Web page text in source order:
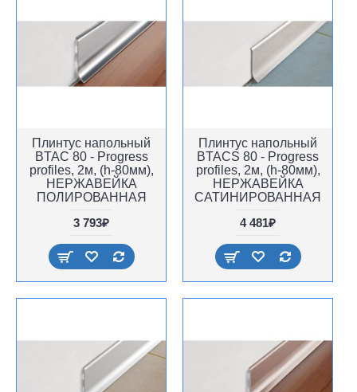
Плинтус напольный
BTAC 80 - Progress
profiles, 2м, (h-80мм),
НЕРЖАВЕЙКА
ПОЛИРОВАННАЯ
3 793₽
Плинтус напольный
BTACS 80 - Progress
profiles, 2м, (h-80мм),
НЕРЖАВЕЙКА
САТИНИРОВАННАЯ
4 481₽